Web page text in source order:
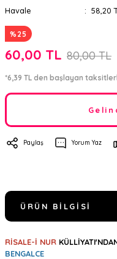
Havale
58,20
%25
60,00 TL 80,00 TL
*6,39 TL den başlayan
Paylaş Yorum Yaz
ÜRÜN BILGISI
RİSALE-İ NUR
BENGALCE